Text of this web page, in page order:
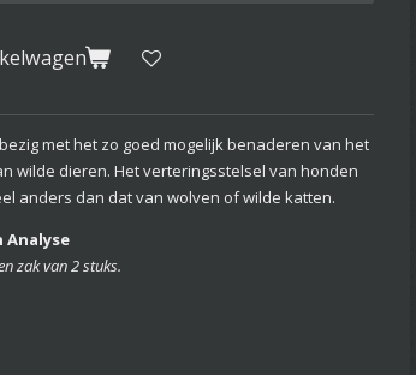
met het zo goed mogelijk benaderen van het
wilde dieren. Het verteringsstelsel van honden
anders dan dat van wolven of wilde katten.
Analyse
zak van 2 stuks.